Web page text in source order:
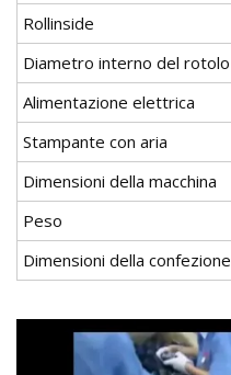
Rollinside
Diametro interno del rotolo
Alimentazione elettrica
Stampante con aria
Dimensioni della macchina
Peso
Dimensioni della confezione